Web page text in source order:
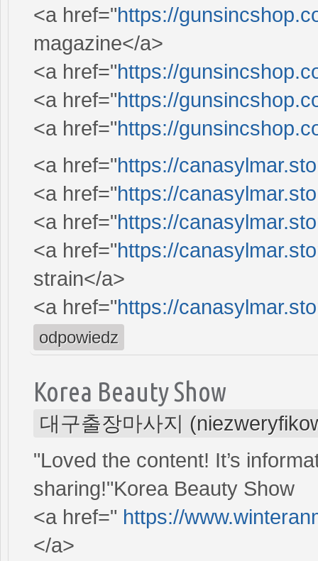
<a href="https://
magazine</a>
<a href="https://
<a href="https://
<a href="https://
<a href="https://
<a href="https://
<a href="https://
<a href="https://
strain</a>
<a href="https://
odpowiedz
Korea Beauty Show
대구출장마사지
"Loved the content! It’s
sharing!"Korea Beauty Show
<a href=" https://
</a>